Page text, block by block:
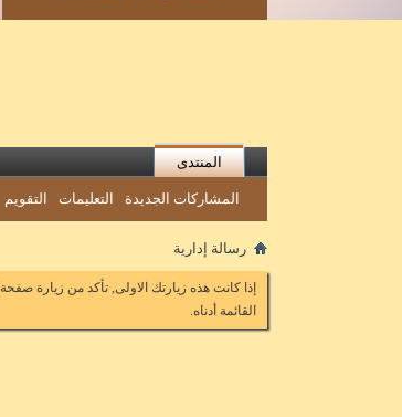
المنتدى
المشاركات الجديدة التعليمات التقويم
رسالة إدارية
إذا كانت هذه زيارتك الاولى, تأكد من زيارة صفحة
القائمة أدناه.